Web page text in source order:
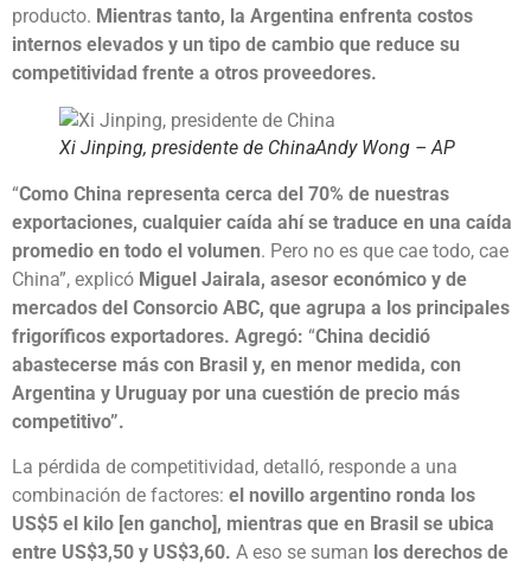
producto. Mientras tanto, la Argentina enfrenta costos
internos elevados y un tipo de cambio que reduce su
competitividad frente a otros proveedores.
Xi Jinping, presidente de ChinaAndy Wong – AP
“Como China representa cerca del 70% de nuestras
exportaciones, cualquier caída ahí se traduce en una caída
promedio en todo el volumen. Pero no es que cae todo, cae
China”, explicó Miguel Jairala, asesor económico y de
mercados del Consorcio ABC, que agrupa a los principales
frigoríficos exportadores. Agregó: “China decidió
abastecerse más con Brasil y, en menor medida, con
Argentina y Uruguay por una cuestión de precio más
competitivo”.
La pérdida de competitividad, detalló, responde a una
combinación de factores: el novillo argentino ronda los
US$5 el kilo [en gancho], mientras que en Brasil se ubica
entre US$3,50 y US$3,60. A eso se suman los derechos de